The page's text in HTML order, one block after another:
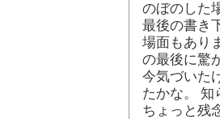
のぼのした
最後の書き
場面もあり
の最後に驚
今気づいた
たかな。 知
ちょっと残